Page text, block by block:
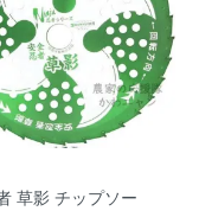
草影 チップソー